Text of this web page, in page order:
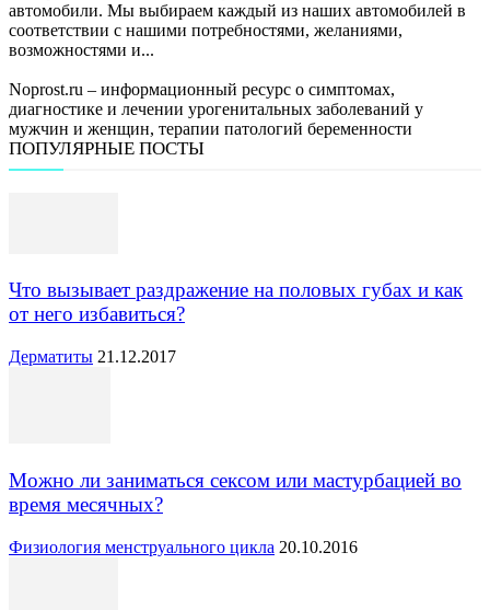
автомобили. Мы выбираем каждый из наших автомобилей в
соответствии с нашими потребностями, желаниями,
возможностями и...
Noprost.ru – информационный ресурс о симптомах,
диагностике и лечении урогенитальных заболеваний у
мужчин и женщин, терапии патологий беременности
ПОПУЛЯРНЫЕ ПОСТЫ
Что вызывает раздражение на половых губах и как
от него избавиться?
Дерматиты 21.12.2017
Можно ли заниматься сексом или мастурбацией во
время месячных?
Физиология менструального цикла 20.10.2016